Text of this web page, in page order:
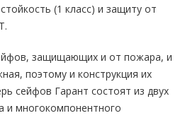
(1 класс) и защиту от
защищающих и от пожара, и
поэтому и конструкция их
сейфов Гарант состоят из двух
и многокомпонентного